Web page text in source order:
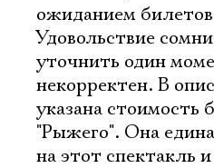
ожиданием
Удовольствие
уточнить один
некорректен. В
указана стоимость
"Рыжего". Она
на этот спектакль